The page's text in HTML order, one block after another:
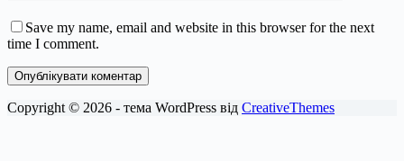
Save my name, email and website in this browser for the next
time I comment.
Опублікувати коментар
Copyright © 2026 - тема WordPress від CreativeThemes